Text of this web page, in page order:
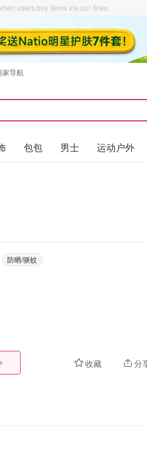
users buy items via our links.
家导航
包包 男士 运动户外
防晒/驱蚊
收藏 分